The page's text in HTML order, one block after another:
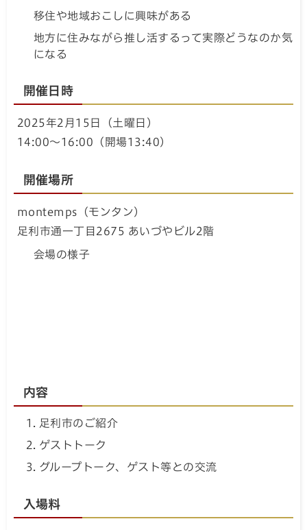
移住や地域おこしに興味がある
地方に住みながら推し活するって実際どうなのか気
になる
開催日時
2025年2月15日（土曜日）
14:00～16:00（開場13:40）
開催場所
montemps（モンタン）
足利市通一丁目2675 あいづやビル2階
会場の様子
内容
足利市のご紹介
ゲストトーク
グループトーク、ゲスト等との交流
入場料